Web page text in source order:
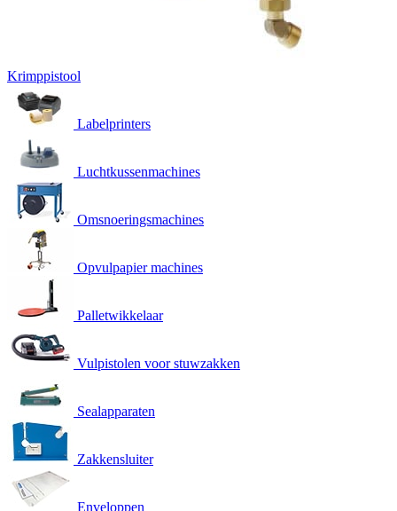
Krimppistool
Labelprinters
Luchtkussenmachines
Omsnoeringsmachines
Opvulpapier machines
Palletwikkelaar
Vulpistolen voor stuwzakken
Sealapparaten
Zakkensluiter
Enveloppen